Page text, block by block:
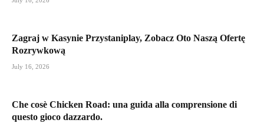
Zagraj w Kasynie Przystaniplay, Zobacz Oto Naszą Ofertę
Rozrywkową
July 16, 2026
Che cosè Chicken Road: una guida alla comprensione di
questo gioco dazzardo.